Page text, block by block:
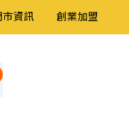
市資訊 創業加盟